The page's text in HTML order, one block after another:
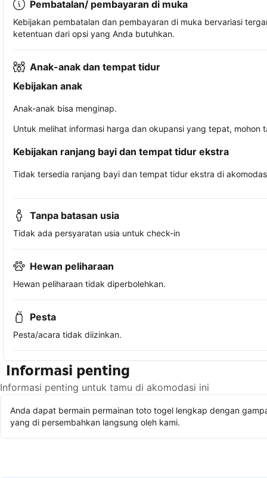
Pembatalan/ pembayaran di muka
Kebijakan pembatalan dan pembayaran di muka bervariasi
ketentuan dari opsi yang Anda butuhkan.
Anak-anak dan tempat tidur
Kebijakan anak
Anak-anak bisa menginap.
Untuk melihat informasi harga dan okupansi yang tepat,
Kebijakan ranjang bayi dan tempat tidur ekstra
Tidak tersedia ranjang bayi dan tempat tidur ekstra di
Tanpa batasan usia
Tidak ada persyaratan usia untuk check-in
Hewan peliharaan
Hewan peliharaan tidak diperbolehkan.
Pesta
Pesta/acara tidak diizinkan.
Informasi penting
Informasi penting untuk tamu di akomodasi ini
Anda dapat bermain permainan toto togel lengkap dengan
yang di persembahkan langsung oleh kami.